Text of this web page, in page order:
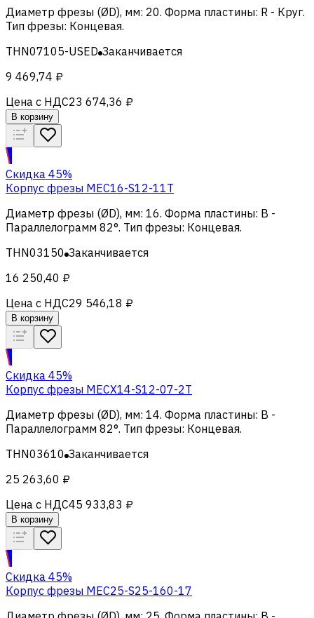
Диаметр фрезы (ØD), мм: 20. Форма пластины: R - Круг.
Тип фрезы: Концевая.
THN07105-USED Заканчивается
9 469,74 ₽
Цена с НДС23 674,36 ₽
В корзину
Скидка 45%
Корпус фрезы MEC16-S12-11T
Диаметр фрезы (ØD), мм: 16. Форма пластины: B -
Параллелограмм 82°. Тип фрезы: Концевая.
THN03150 Заканчивается
16 250,40 ₽
Цена с НДС29 546,18 ₽
В корзину
Скидка 45%
Корпус фрезы MECX14-S12-07-2T
Диаметр фрезы (ØD), мм: 14. Форма пластины: B -
Параллелограмм 82°. Тип фрезы: Концевая.
THN03610 Заканчивается
25 263,60 ₽
Цена с НДС45 933,83 ₽
В корзину
Скидка 45%
Корпус фрезы MEC25-S25-160-17